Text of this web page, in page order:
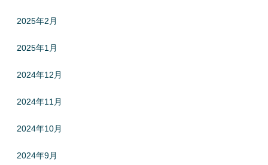
2025年2月
2025年1月
2024年12月
2024年11月
2024年10月
2024年9月